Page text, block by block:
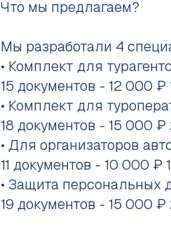
Что мы предлагаем?
Мы разработали 4
• Комплект для
15 документов - 12 000
• Комплект для
18 документов - 15 000
• Для организаторов
11 документов - 10 000 ₽
• Защита персональных
19 документов - 15 000